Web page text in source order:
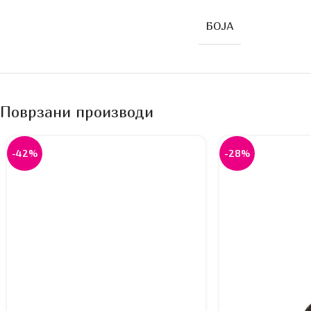
БОЈА
Поврзани производи
-42% -28%